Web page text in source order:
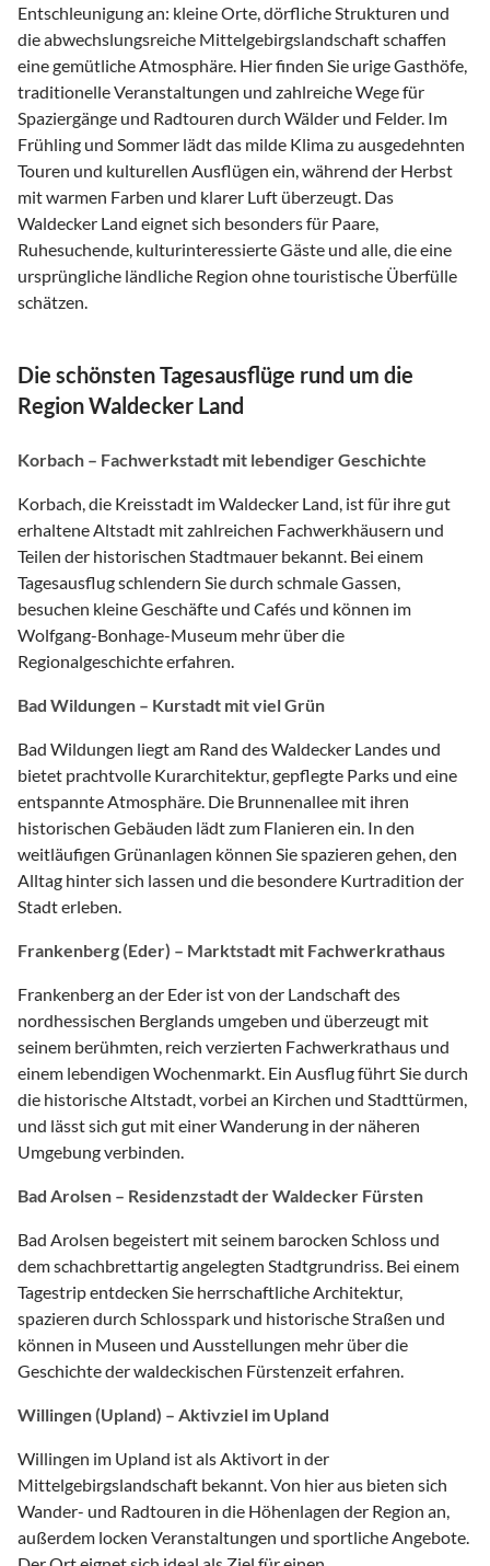
Entschleunigung an: kleine Orte, dörfliche Strukturen und
die abwechslungsreiche Mittelgebirgslandschaft schaffen
eine gemütliche Atmosphäre. Hier finden Sie urige Gasthöfe,
traditionelle Veranstaltungen und zahlreiche Wege für
Spaziergänge und Radtouren durch Wälder und Felder. Im
Frühling und Sommer lädt das milde Klima zu ausgedehnten
Touren und kulturellen Ausflügen ein, während der Herbst
mit warmen Farben und klarer Luft überzeugt. Das
Waldecker Land eignet sich besonders für Paare,
Ruhesuchende, kulturinteressierte Gäste und alle, die eine
ursprüngliche ländliche Region ohne touristische Überfülle
schätzen.
Die schönsten Tagesausflüge rund um die
Region Waldecker Land
Korbach – Fachwerkstadt mit lebendiger Geschichte
Korbach, die Kreisstadt im Waldecker Land, ist für ihre gut
erhaltene Altstadt mit zahlreichen Fachwerkhäusern und
Teilen der historischen Stadtmauer bekannt. Bei einem
Tagesausflug schlendern Sie durch schmale Gassen,
besuchen kleine Geschäfte und Cafés und können im
Wolfgang-Bonhage-Museum mehr über die
Regionalgeschichte erfahren.
Bad Wildungen – Kurstadt mit viel Grün
Bad Wildungen liegt am Rand des Waldecker Landes und
bietet prachtvolle Kurarchitektur, gepflegte Parks und eine
entspannte Atmosphäre. Die Brunnenallee mit ihren
historischen Gebäuden lädt zum Flanieren ein. In den
weitläufigen Grünanlagen können Sie spazieren gehen, den
Alltag hinter sich lassen und die besondere Kurtradition der
Stadt erleben.
Frankenberg (Eder) – Marktstadt mit Fachwerkrathaus
Frankenberg an der Eder ist von der Landschaft des
nordhessischen Berglands umgeben und überzeugt mit
seinem berühmten, reich verzierten Fachwerkrathaus und
einem lebendigen Wochenmarkt. Ein Ausflug führt Sie durch
die historische Altstadt, vorbei an Kirchen und Stadttürmen,
und lässt sich gut mit einer Wanderung in der näheren
Umgebung verbinden.
Bad Arolsen – Residenzstadt der Waldecker Fürsten
Bad Arolsen begeistert mit seinem barocken Schloss und
dem schachbrettartig angelegten Stadtgrundriss. Bei einem
Tagestrip entdecken Sie herrschaftliche Architektur,
spazieren durch Schlosspark und historische Straßen und
können in Museen und Ausstellungen mehr über die
Geschichte der waldeckischen Fürstenzeit erfahren.
Willingen (Upland) – Aktivziel im Upland
Willingen im Upland ist als Aktivort in der
Mittelgebirgslandschaft bekannt. Von hier aus bieten sich
Wander- und Radtouren in die Höhenlagen der Region an,
außerdem locken Veranstaltungen und sportliche Angebote.